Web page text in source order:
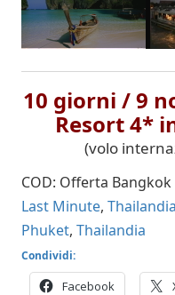
10 giorni / 9
Resort 4*
(volo
COD: Offerta Bangkok
Last Minute, Thailandia
Phuket, Thailandia
Condividi:
Facebook